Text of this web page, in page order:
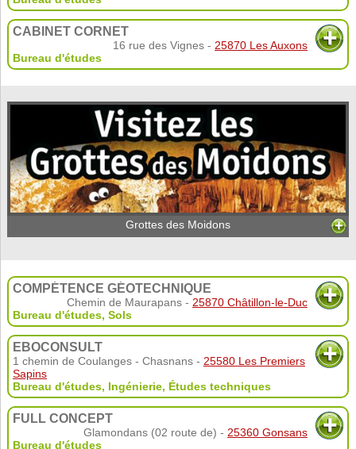
CABINET CORNET
16 rue des Vignes - 25870 Les Auxons
Bureau d'études
Grottes des Moidons
COMPÉTENCE GÉOTECHNIQUE
Chemin de Maurapans - 25870 Châtillon-le-Duc
Bureau d'études, Sols
EBOCONSULT
1 chemin de Coulanges - Chasnans - 25580 Les Premiers
Sapins
Bureau d'études, Ingénierie, Études techniques
FULL CONCEPT
Glamondans (02 route de) - 25360 Gonsans
Bureau d'études